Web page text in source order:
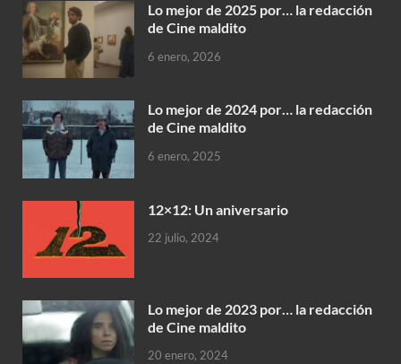
Lo mejor de 2025 por… la redacción
de Cine maldito
6 enero, 2026
Lo mejor de 2024 por… la redacción
de Cine maldito
6 enero, 2025
12×12: Un aniversario
22 julio, 2024
Lo mejor de 2023 por… la redacción
de Cine maldito
20 enero, 2024